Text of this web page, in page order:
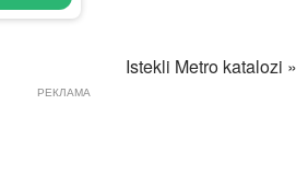
Istekli Metro katalozi »
РЕКЛАМА